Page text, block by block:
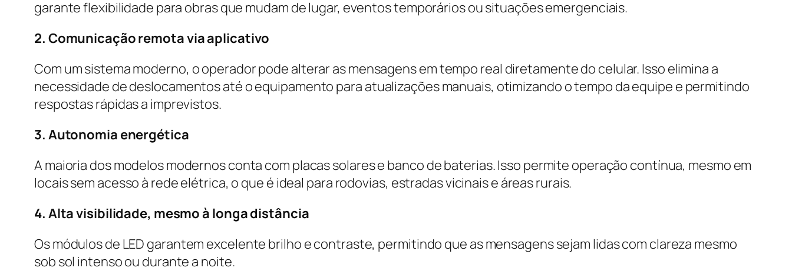
garante flexibilidade para obras que mudam de lugar, eventos temporários ou situações emergenciais.
2. Comunicação remota via aplicativo
Com um sistema moderno, o operador pode alterar as mensagens em tempo real diretamente do celular. Isso elimina a
necessidade de deslocamentos até o equipamento para atualizações manuais, otimizando o tempo da equipe e permitindo
respostas rápidas a imprevistos.
3. Autonomia energética
A maioria dos modelos modernos conta com placas solares e banco de baterias. Isso permite operação contínua, mesmo em
locais sem acesso à rede elétrica, o que é ideal para rodovias, estradas vicinais e áreas rurais.
4. Alta visibilidade, mesmo à longa distância
Os módulos de LED garantem excelente brilho e contraste, permitindo que as mensagens sejam lidas com clareza mesmo
sob sol intenso ou durante a noite.